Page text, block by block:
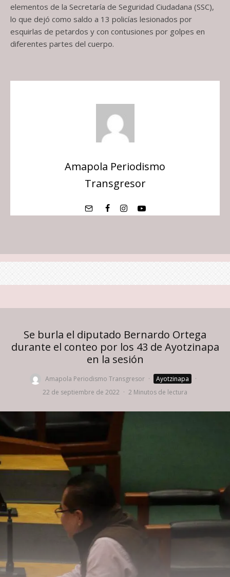
elementos de la Secretaría de Seguridad Ciudadana (SSC),
lo que dejó como saldo a 13 policías lesionados por
esquirlas de petardos y con contusiones por golpes en
diferentes partes del cuerpo.
Amapola Periodismo
Transgresor
Se burla el diputado Bernardo Ortega
durante el conteo por los 43 de Ayotzinapa
en la sesión
Amapola Periodismo Transgresor · Ayotzinapa
·
22 de septiembre de 2022 · 2 Minutos de lectura